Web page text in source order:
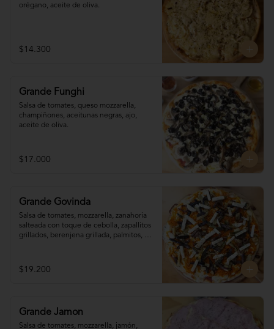
orégano, aceite de oliva.
$14.300
Grande Funghi
Salsa de tomates, queso mozzarella,
champiñones, aceitunas negras, ajo,
aceite de oliva.
$17.000
Grande Govinda
Salsa de tomates, mozzarella, zanahoria
salteada con toque de cebolla, zapallitos
grillados, berenjena grillada, palmitos,
$19.200
Grande Jamon
Salsa de tomates, mozzarella, jamón,